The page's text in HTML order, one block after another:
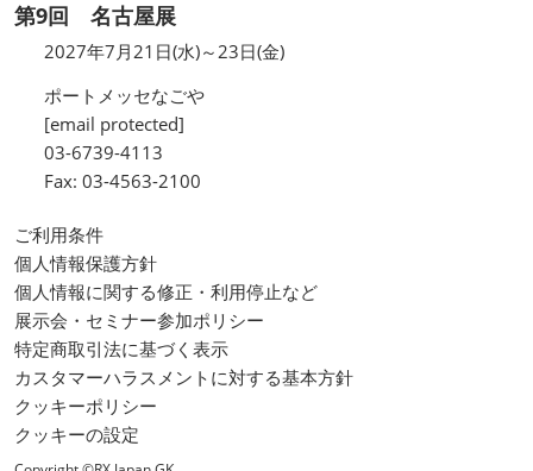
第9回 名古屋展
2027年7月21日(水)～23日(金)
ポートメッセなごや
[email protected]
03-6739-4113
Fax: 03-4563-2100
ご利用条件
個人情報保護方針
個人情報に関する修正・利用停止など
展示会・セミナー参加ポリシー
特定商取引法に基づく表示
カスタマーハラスメントに対する基本方針
クッキーポリシー
クッキーの設定